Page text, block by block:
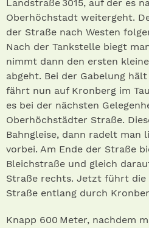
Landstraße 3015, auf der es
Oberhöchstadt weitergeht.
der Straße nach Westen
Nach der Tankstelle biegt
nimmt dann den ersten
abgeht. Bei der Gabelung
fährt nun auf Kronberg im
es bei der nächsten
Oberhöchstädter Straße.
Bahngleise, dann radelt man
vorbei. Am Ende der Straße
Bleichstraße und gleich
Straße rechts. Jetzt führt die
Straße entlang durch
Knapp 600 Meter, nachdem